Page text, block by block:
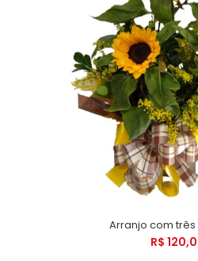
Arranjo com três
R$